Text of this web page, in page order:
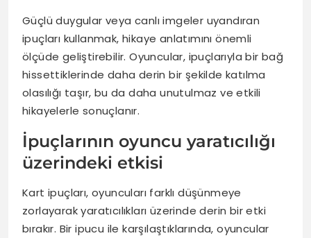
Güçlü duygular veya canlı imgeler uyandıran
ipuçları kullanmak, hikaye anlatımını önemli
ölçüde geliştirebilir. Oyuncular, ipuçlarıyla bir bağ
hissettiklerinde daha derin bir şekilde katılma
olasılığı taşır, bu da daha unutulmaz ve etkili
hikayelerle sonuçlanır.
İpuçlarının oyuncu yaratıcılığı
üzerindeki etkisi
Kart ipuçları, oyuncuları farklı düşünmeye
zorlayarak yaratıcılıkları üzerinde derin bir etki
bırakır. Bir ipucu ile karşılaştıklarında, oyuncular